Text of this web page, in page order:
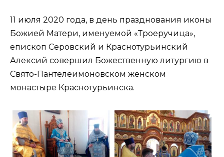
11 июля 2020 года, в день празднования иконы
Божией Матери, именуемой «Троеручица»,
епископ Серовский и Краснотурьинский
Алексий совершил Божественную литургию в
Свято-Пантелеимоновском женском
монастыре Краснотурьинска.